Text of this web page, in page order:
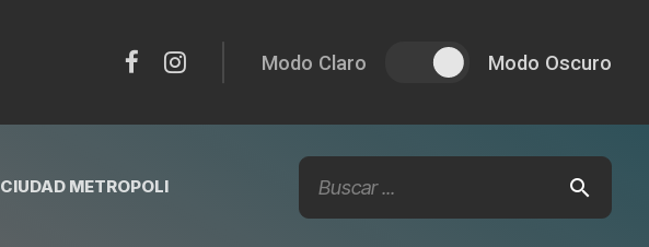
Modo Claro Modo Oscuro
CIUDAD METROPOLI